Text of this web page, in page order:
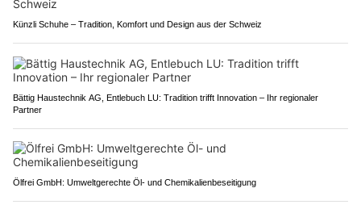
Künzli Schuhe – Tradition, Komfort und Design aus der Schweiz
Bättig Haustechnik AG, Entlebuch LU: Tradition trifft Innovation – Ihr regionaler
Partner
Ölfrei GmbH: Umweltgerechte Öl- und Chemikalienbeseitigung